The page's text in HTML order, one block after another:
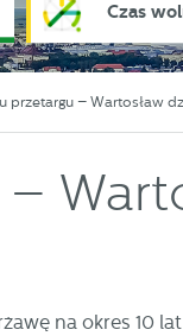
Czas
przetargu – Wartosław
na okres 10